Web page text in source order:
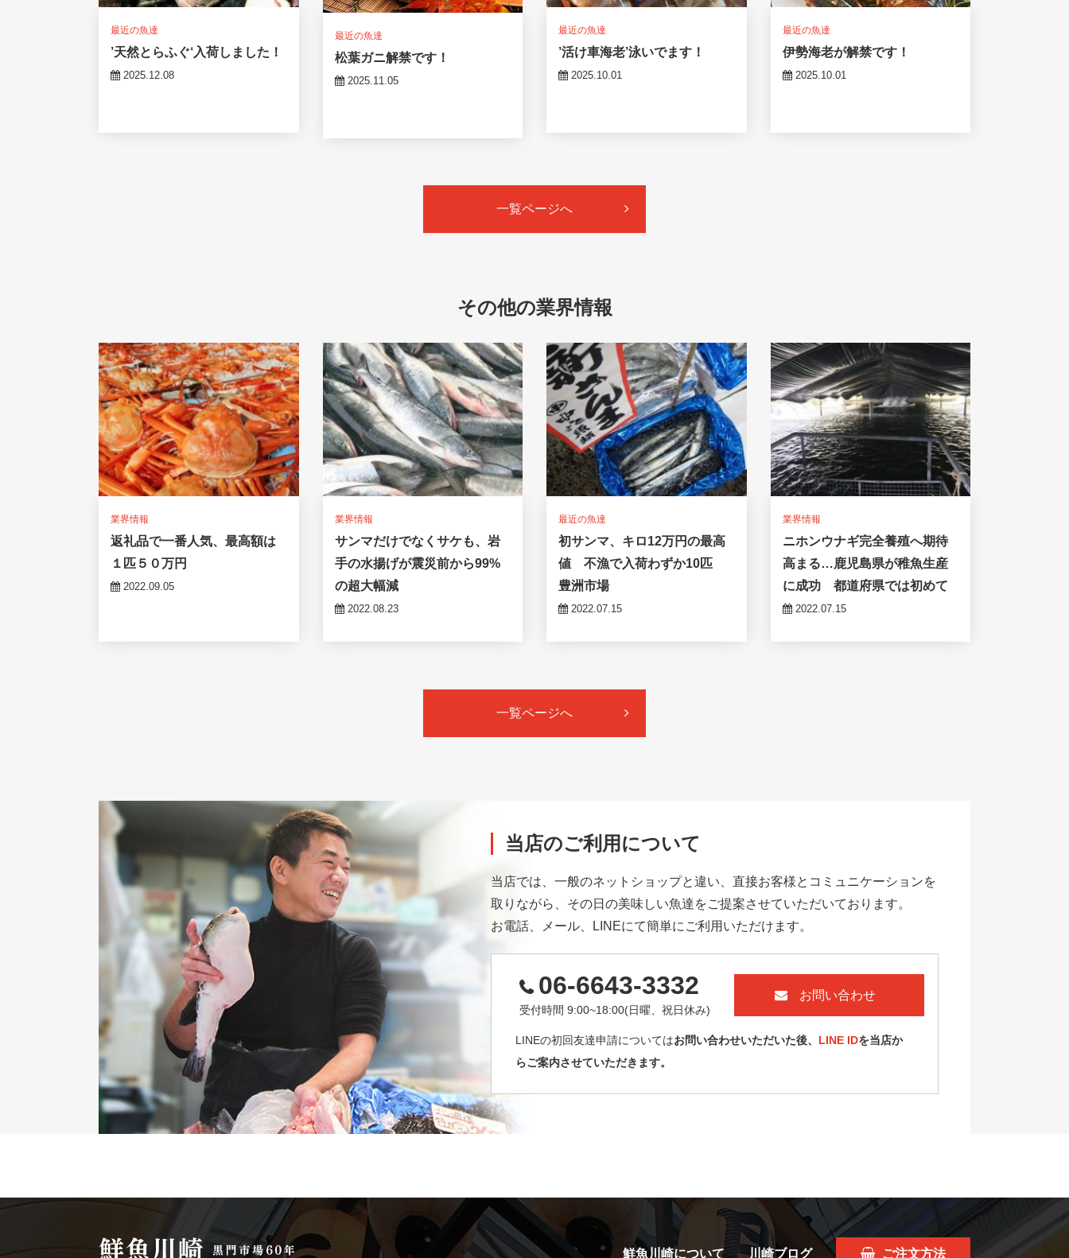
最近の魚達
’天然とらふぐ‘入荷しました！
2025.12.08
最近の魚達
松葉ガニ解禁です！
2025.11.05
最近の魚達
’活け車海老’泳いでます！
2025.10.01
最近の魚達
伊勢海老が解禁です！
2025.10.01
一覧ページへ
その他の業界情報
業界情報
返礼品で一番人気、最高額は
１匹５０万円
2022.09.05
業界情報
サンマだけでなくサケも、岩
手の水揚げが震災前から99%
の超大幅減
2022.08.23
最近の魚達
初サンマ、キロ12万円の最高
値 不漁で入荷わずか10匹
豊洲市場
2022.07.15
業界情報
ニホンウナギ完全養殖へ期待
高まる…鹿児島県が稚魚生産
に成功 都道府県では初めて
2022.07.15
一覧ページへ
当店のご利用について
当店では、一般のネットショップと違い、直接お客様とコミュニケーションを
取りながら、その日の美味しい魚達をご提案させていただいております。
お電話、メール、LINEにて簡単にご利用いただけます。
06-6643-3332
受付時間 9:00~18:00(日曜、祝日休み)
お問い合わせ
LINEの初回友達申請についてはお問い合わせいただいた後、 LINE IDを当店か
らご案内させていただきます。
鮮魚川崎について 川崎ブログ ご注文方法